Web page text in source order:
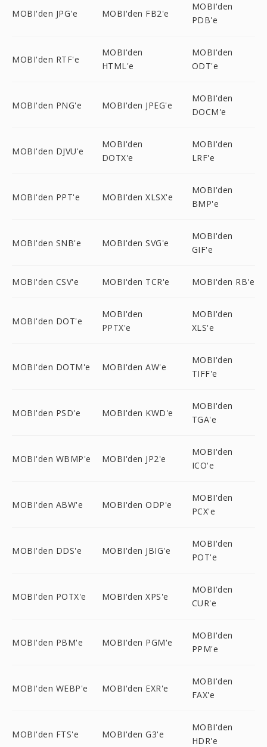
MOBI'den JPG'e MOBI'den FB2'e
MOBI'den
PDB'e
MOBI'den RTF'e
MOBI'den
HTML'e
MOBI'den
ODT'e
MOBI'den PNG'e MOBI'den JPEG'e
MOBI'den
DOCM'e
MOBI'den DJVU'e
MOBI'den
DOTX'e
MOBI'den
LRF'e
MOBI'den PPT'e MOBI'den XLSX'e
MOBI'den
BMP'e
MOBI'den SNB'e MOBI'den SVG'e
MOBI'den
GIF'e
MOBI'den CSV'e MOBI'den TCR'e MOBI'den RB'e
MOBI'den DOT'e
MOBI'den
PPTX'e
MOBI'den
XLS'e
MOBI'den DOTM'e MOBI'den AW'e
MOBI'den
TIFF'e
MOBI'den PSD'e MOBI'den KWD'e
MOBI'den
TGA'e
MOBI'den WBMP'e MOBI'den JP2'e
MOBI'den
ICO'e
MOBI'den ABW'e MOBI'den ODP'e
MOBI'den
PCX'e
MOBI'den DDS'e MOBI'den JBIG'e
MOBI'den
POT'e
MOBI'den POTX'e MOBI'den XPS'e
MOBI'den
CUR'e
MOBI'den PBM'e MOBI'den PGM'e
MOBI'den
PPM'e
MOBI'den WEBP'e MOBI'den EXR'e
MOBI'den
FAX'e
MOBI'den FTS'e MOBI'den G3'e
MOBI'den
HDR'e